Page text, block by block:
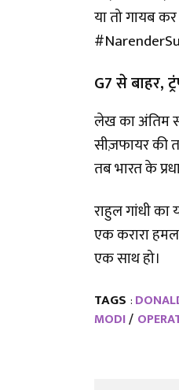
या तो गायब
G7 से बाहर,
लेख का अंतिम
सीज़फायर की
तब भारत के
राहुल गांधी
एक करारा
एक साथ हो।
TAGS :
MODI